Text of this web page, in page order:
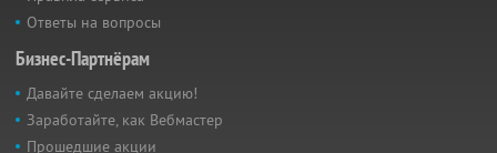
Ответы на вопросы
Бизнес-Партнёрам
Давайте сделаем акцию!
Заработайте, как Вебмастер
Прошедшие акции